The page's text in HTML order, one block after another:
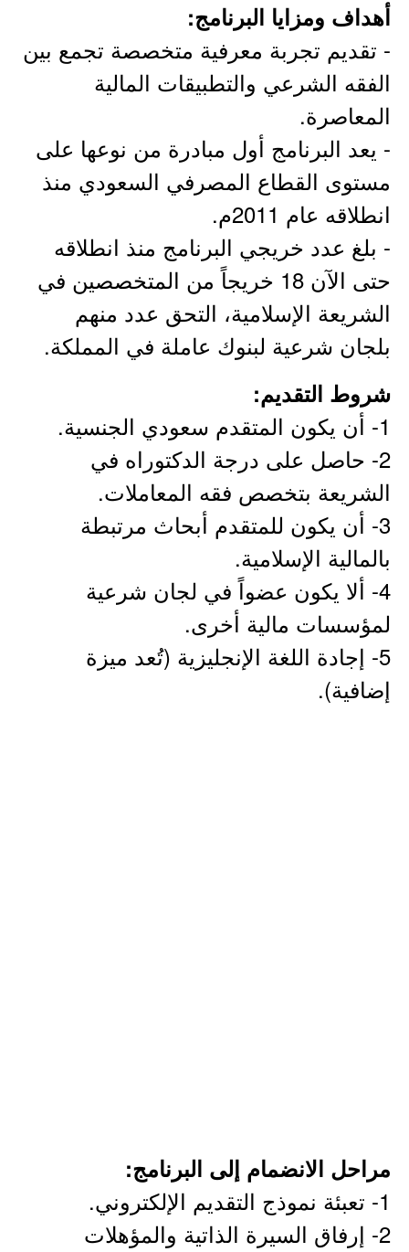
أهداف ومزايا البرنامج:
- تقديم تجربة معرفية متخصصة تجمع بين
الفقه الشرعي والتطبيقات المالية
المعاصرة.
- يعد البرنامج أول مبادرة من نوعها على
مستوى القطاع المصرفي السعودي منذ
انطلاقه عام 2011م.
- بلغ عدد خريجي البرنامج منذ انطلاقه
حتى الآن 18 خريجاً من المتخصصين في
الشريعة الإسلامية، التحق عدد منهم
بلجان شرعية لبنوك عاملة في المملكة.
شروط التقديم:
1- أن يكون المتقدم سعودي الجنسية.
2- حاصل على درجة الدكتوراه في
الشريعة بتخصص فقه المعاملات.
3- أن يكون للمتقدم أبحاث مرتبطة
بالمالية الإسلامية.
4- ألا يكون عضواً في لجان شرعية
لمؤسسات مالية أخرى.
5- إجادة اللغة الإنجليزية (تُعد ميزة
إضافية).
مراحل الانضمام إلى البرنامج:
1- تعبئة نموذج التقديم الإلكتروني.
2- إرفاق السيرة الذاتية والمؤهلات